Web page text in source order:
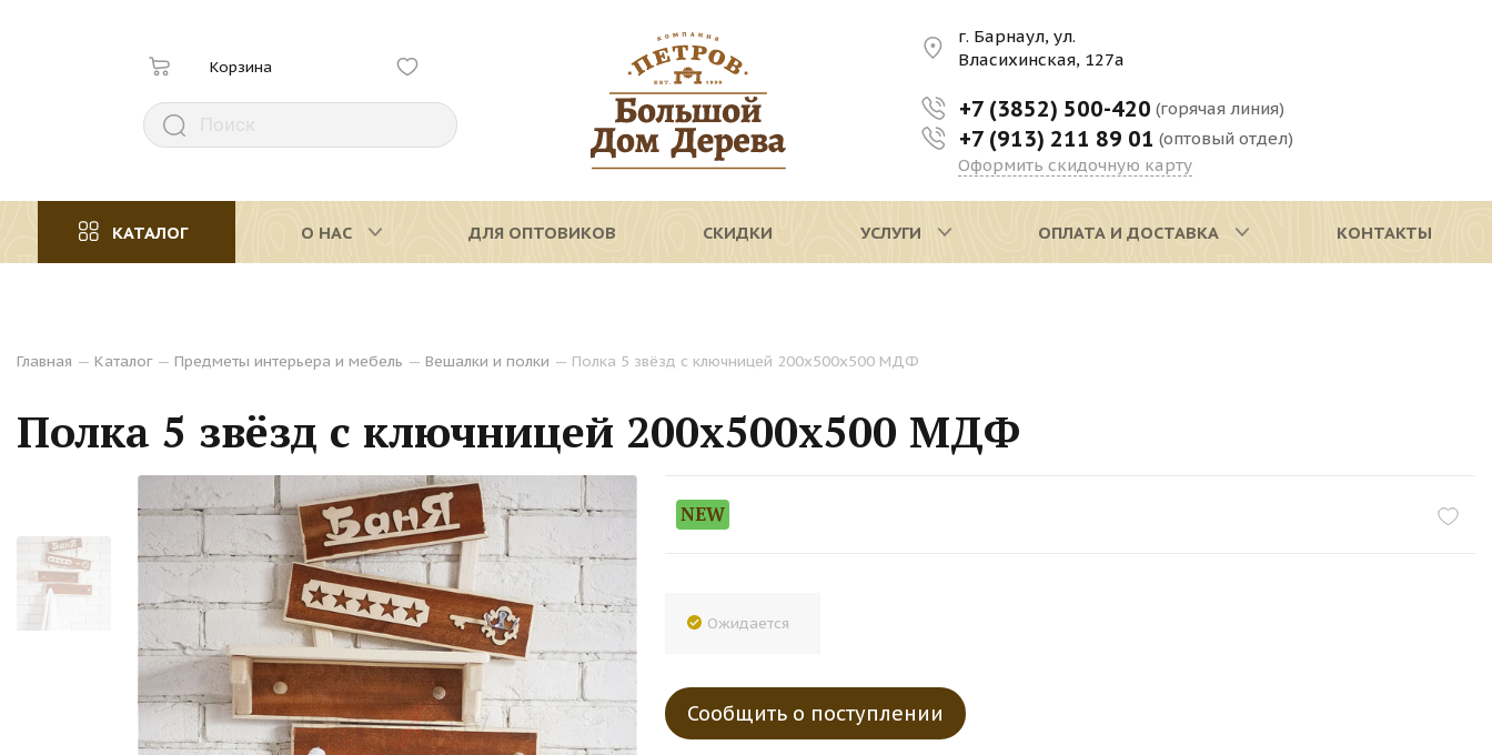
Корзина
г. Барнаул, ул.
Власихинская, 127а
+7 (3852) 500-420 (горячая линия)
+7 (913) 211 89 01 (оптовый отдел)
Оформить скидочную карту
КАТАЛОГ О НАС ДЛЯ ОПТОВИКОВ СКИДКИ УСЛУГИ ОПЛАТА И ДОСТАВКА КОНТАКТЫ
Главная — Каталог — Предметы интерьера и мебель — Вешалки и полки — Полка 5 звёзд с ключницей 200х500х500 МДФ
Полка 5 звёзд с ключницей 200х500х500 МДФ
NEW
Ожидается
Сообщить о поступлении